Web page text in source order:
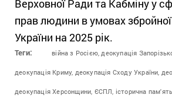
Верховної Ради та Кабміну у
прав людини в умовах збройної
України на 2025 рік.
Теги: війна з Росією, деокупація
деокупація Криму, деокупація Сходу України,
деокупація Херсонщини, ЄСПЛ, історична пам'ять,